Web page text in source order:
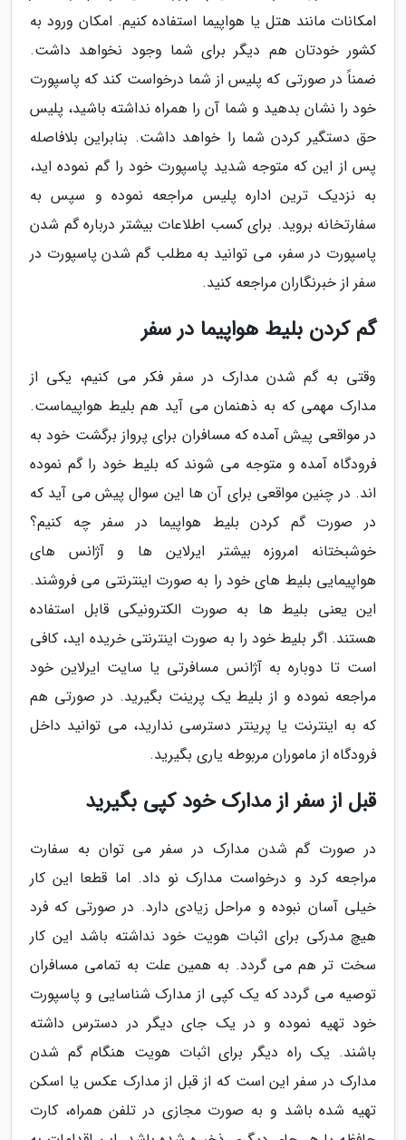
امکانات مانند هتل یا هواپیما استفاده کنیم. امکان ورود به
کشور خودتان هم دیگر برای شما وجود نخواهد داشت.
ضمناً در صورتی که پلیس از شما درخواست کند که پاسپورت
خود را نشان بدهید و شما آن را همراه نداشته باشید، پلیس
حق دستگیر کردن شما را خواهد داشت. بنابراین بلافاصله
پس از این که متوجه شدید پاسپورت خود را گم نموده اید،
به نزدیک ترین اداره پلیس مراجعه نموده و سپس به
سفارتخانه بروید. برای کسب اطلاعات بیشتر درباره گم شدن
پاسپورت در سفر، می توانید به مطلب گم شدن پاسپورت در
سفر از خبرنگاران مراجعه کنید.
گم کردن بلیط هواپیما در سفر
وقتی به گم شدن مدارک در سفر فکر می کنیم، یکی از
مدارک مهمی که به ذهنمان می آید هم بلیط هواپیماست.
در مواقعی پیش آمده که مسافران برای پرواز برگشت خود به
فرودگاه آمده و متوجه می شوند که بلیط خود را گم نموده
اند. در چنین مواقعی برای آن ها این سوال پیش می آید که
در صورت گم کردن بلیط هواپیما در سفر چه کنیم؟
خوشبختانه امروزه بیشتر ایرلاین ها و آژانس های
هواپیمایی بلیط های خود را به صورت اینترنتی می فروشند.
این یعنی بلیط ها به صورت الکترونیکی قابل استفاده
هستند. اگر بلیط خود را به صورت اینترنتی خریده اید، کافی
است تا دوباره به آژانس مسافرتی یا سایت ایرلاین خود
مراجعه نموده و از بلیط یک پرینت بگیرید. در صورتی هم
که به اینترنت یا پرینتر دسترسی ندارید، می توانید داخل
فرودگاه از ماموران مربوطه یاری بگیرید.
قبل از سفر از مدارک خود کپی بگیرید
در صورت گم شدن مدارک در سفر می توان به سفارت
مراجعه کرد و درخواست مدارک نو داد. اما قطعا این کار
خیلی آسان نبوده و مراحل زیادی دارد. در صورتی که فرد
هیچ مدرکی برای اثبات هویت خود نداشته باشد این کار
سخت تر هم می گردد. به همین علت به تمامی مسافران
توصیه می گردد که یک کپی از مدارک شناسایی و پاسپورت
خود تهیه نموده و در یک جای دیگر در دسترس داشته
باشند. یک راه دیگر برای اثبات هویت هنگام گم شدن
مدارک در سفر این است که از قبل از مدارک عکس یا اسکن
تهیه شده باشد و به صورت مجازی در تلفن همراه، کارت